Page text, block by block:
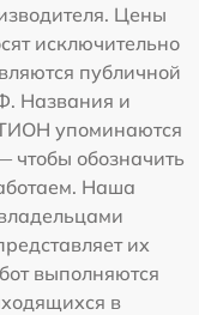
Цены
исключительно
публичной
Названия и
упоминаются
обозначить
Наша
их
выполняются
в